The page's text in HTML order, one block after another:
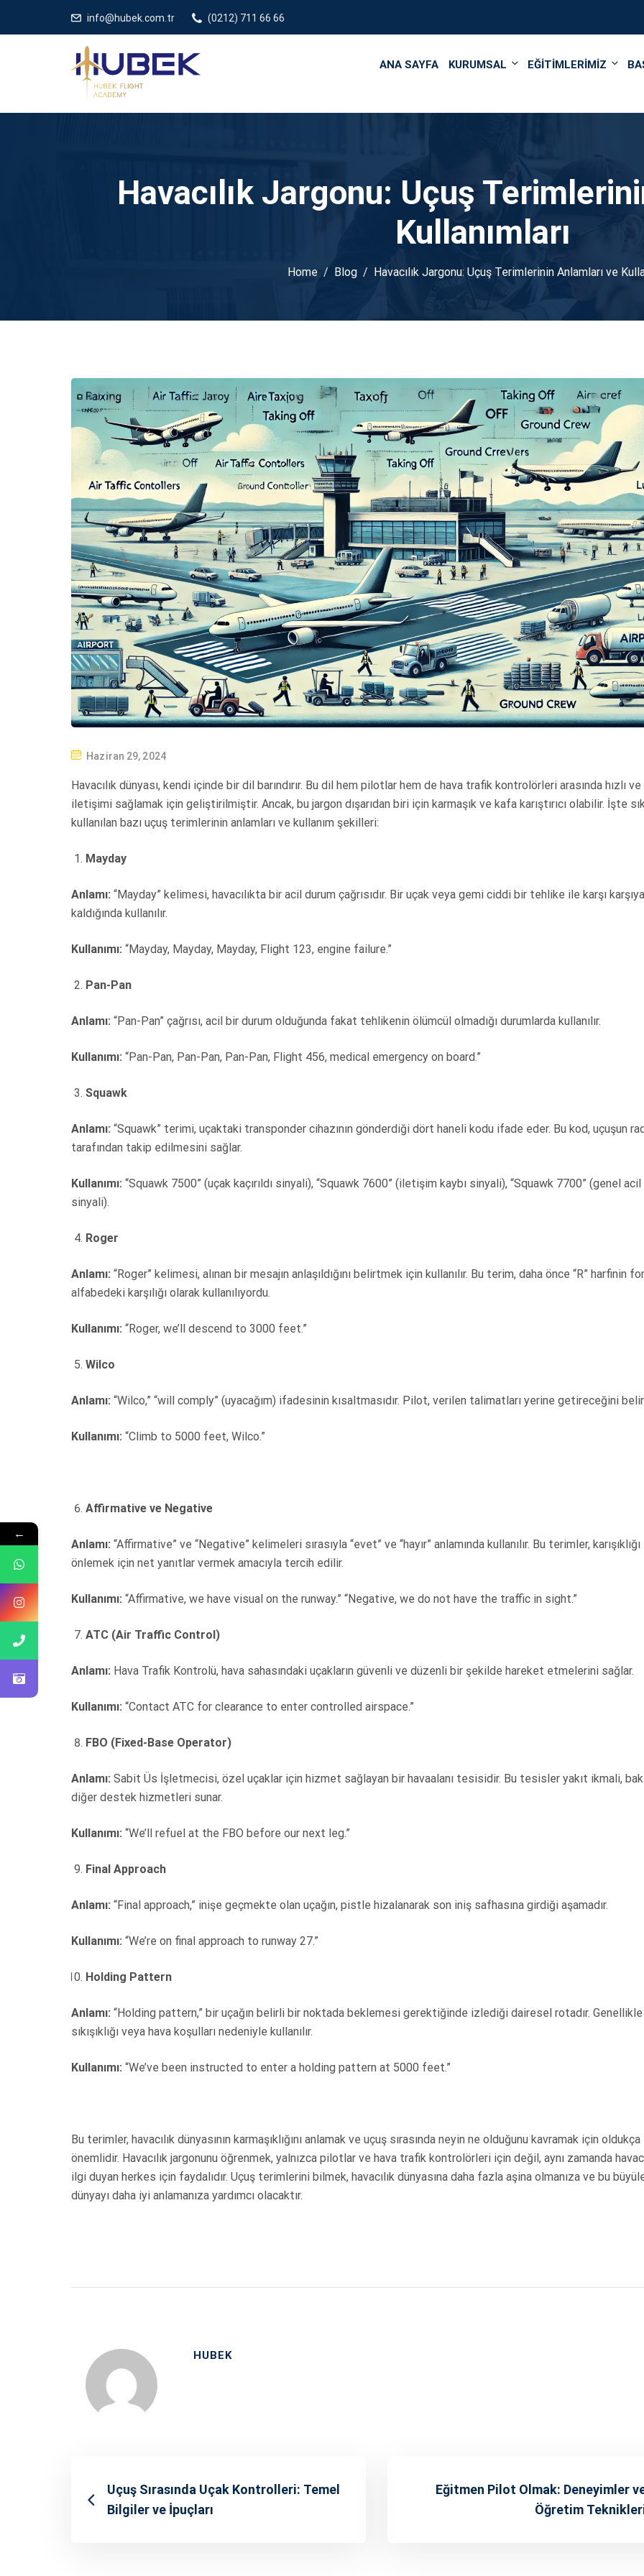
info@hubek.com.tr (0212) 711 66 66
ANA SAYFA KURUMSAL EĞİTİMLERİMİZ
Havacılık Jargonu: Uçuş
Kullanımları
Home Blog Havacılık Jargonu: Uçuş Terimlerinin Anlamları ve
P
S
T
E
O
Haziran 29, 2024
Havacılık dünyası, kendi içinde bir dil barındırır. Bu dil hem pilotlar hem de hava trafik kontrolörleri arasında hızlı
iletişimi sağlamak için geliştirilmiştir. Ancak, bu jargon dışarıdan biri için karmaşık ve kafa karıştırıcı olabilir. İşte
kullanılan bazı uçuş terimlerinin anlamları ve kullanım şekilleri:
Mayday
Anlamı: “Mayday” kelimesi, havacılıkta bir acil durum çağrısıdır. Bir uçak veya gemi ciddi bir tehlike ile karşı karşıya
kaldığında kullanılır.
Kullanımı: “Mayday, Mayday, Mayday, Flight 123, engine failure.”
Pan-Pan
Anlamı: “Pan-Pan” çağrısı, acil bir durum olduğunda fakat tehlikenin ölümcül olmadığı durumlarda kullanılır.
Kullanımı: “Pan-Pan, Pan-Pan, Pan-Pan, Flight 456, medical emergency on board.”
Squawk
Anlamı: “Squawk” terimi, uçaktaki transponder cihazının gönderdiği dört haneli kodu ifade eder. Bu kod, uçuşun
tarafından takip edilmesini sağlar.
Kullanımı: “Squawk 7500” (uçak kaçırıldı sinyali), “Squawk 7600” (iletişim kaybı sinyali), “Squawk 7700” (genel
sinyali).
Roger
Anlamı: “Roger” kelimesi, alınan bir mesajın anlaşıldığını belirtmek için kullanılır. Bu terim, daha önce “R” harfinin
alfabedeki karşılığı olarak kullanılıyordu.
Kullanımı: “Roger, we’ll descend to 3000 feet.”
Wilco
Anlamı: “Wilco,” “will comply” (uyacağım) ifadesinin kısaltmasıdır. Pilot, verilen talimatları yerine getireceğini
Kullanımı: “Climb to 5000 feet, Wilco.”
Affirmative ve Negative
Anlamı: “Affirmative” ve “Negative” kelimeleri sırasıyla “evet” ve “hayır” anlamında kullanılır. Bu terimler, karışıklığı
önlemek için net yanıtlar vermek amacıyla tercih edilir.
Kullanımı: “Affirmative, we have visual on the runway.” “Negative, we do not have the traffic in sight.”
ATC (Air Traffic Control)
Anlamı: Hava Trafik Kontrolü, hava sahasındaki uçakların güvenli ve düzenli bir şekilde hareket etmelerini sağlar.
Kullanımı: “Contact ATC for clearance to enter controlled airspace.”
FBO (Fixed-Base Operator)
Anlamı: Sabit Üs İşletmecisi, özel uçaklar için hizmet sağlayan bir havaalanı tesisidir. Bu tesisler yakıt ikmali,
diğer destek hizmetleri sunar.
Kullanımı: “We’ll refuel at the FBO before our next leg.”
Final Approach
Anlamı: “Final approach,” inişe geçmekte olan uçağın, pistle hizalanarak son iniş safhasına girdiği aşamadır.
Kullanımı: “We’re on final approach to runway 27.”
Holding Pattern
Anlamı: “Holding pattern,” bir uçağın belirli bir noktada beklemesi gerektiğinde izlediği dairesel rotadır.
sıkışıklığı veya hava koşulları nedeniyle kullanılır.
Kullanımı: “We’ve been instructed to enter a holding pattern at 5000 feet.”
Bu terimler, havacılık dünyasının karmaşıklığını anlamak ve uçuş sırasında neyin ne olduğunu kavramak için oldukça
önemlidir. Havacılık jargonunu öğrenmek, yalnızca pilotlar ve hava trafik kontrolörleri için değil, aynı zamanda
ilgi duyan herkes için faydalıdır. Uçuş terimlerini bilmek, havacılık dünyasına daha fazla aşina olmanıza ve bu
dünyayı daha iyi anlamanıza yardımcı olacaktır.
HUBEK
Uçuş Sırasında Uçak Kontrolleri: Temel
Bilgiler ve İpuçları
Eğitmen Pilot Olmak: Deneyimler
Öğretim
←